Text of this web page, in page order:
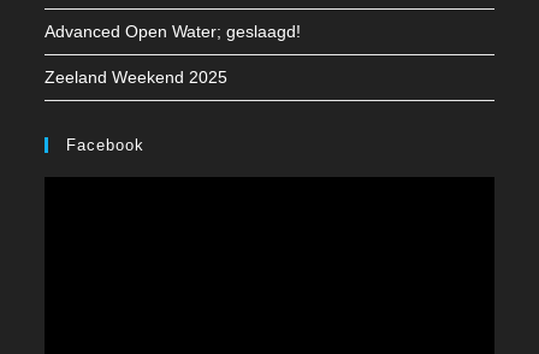
Advanced Open Water; geslaagd!
Zeeland Weekend 2025
Facebook